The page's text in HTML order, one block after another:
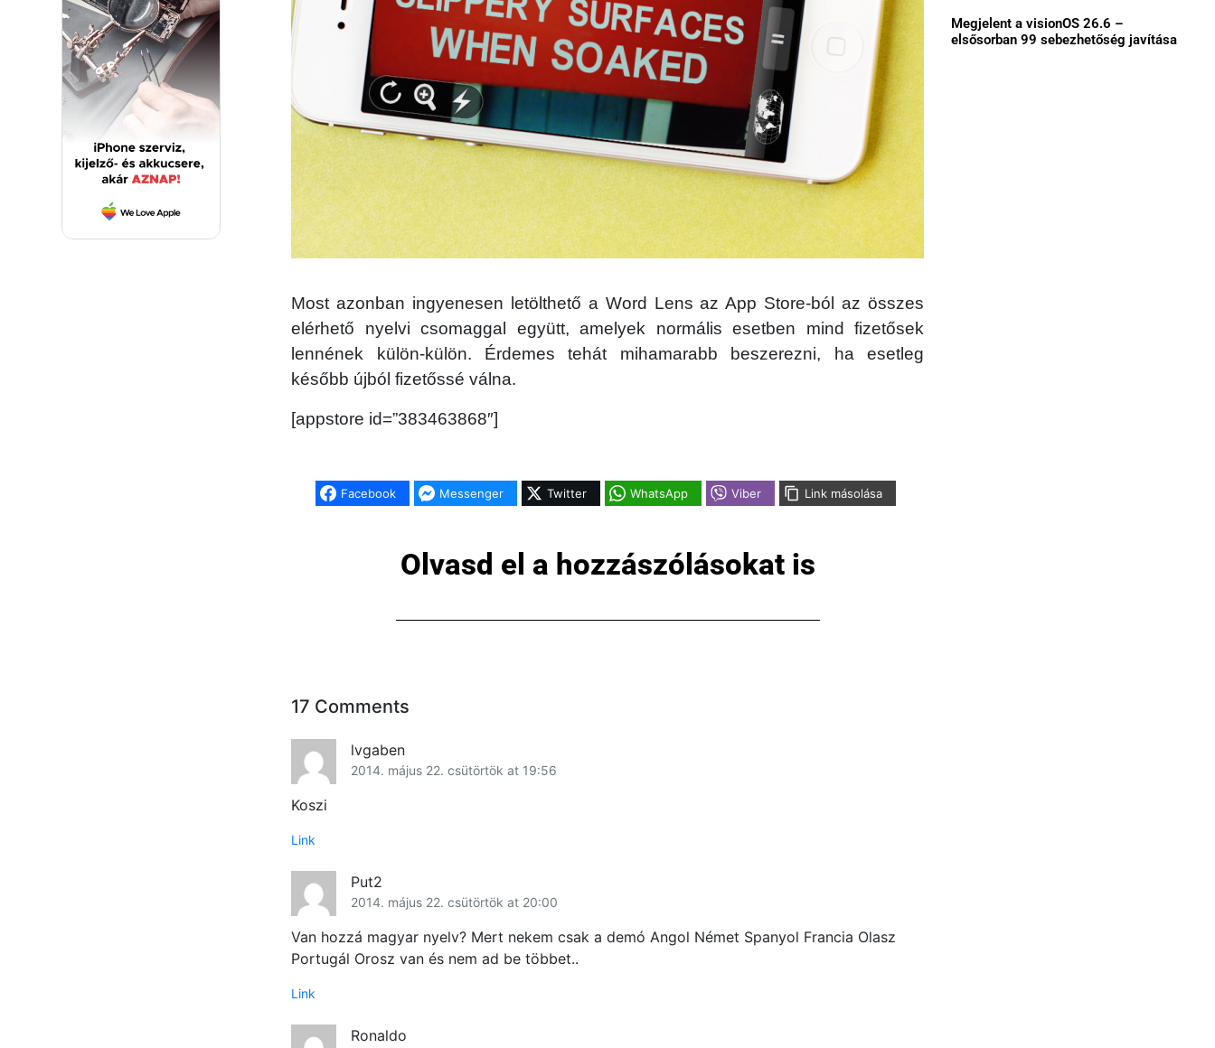
Most azonban ingyenesen letölthető a Word Lens az App Store-ból az összes
elérhető nyelvi csomaggal együtt, amelyek normális esetben mind fizetősek
lennének külön-külön. Érdemes tehát mihamarabb beszerezni, ha esetleg
később újból fizetőssé válna.
[appstore id=”383463868″]
Facebook Messenger Twitter WhatsApp Viber Link másolása
Olvasd el a hozzászólásokat is
17 Comments
lvgaben
2014. május 22. csütörtök at 19:56
Koszi
Link
Put2
2014. május 22. csütörtök at 20:00
Van hozzá magyar nyelv? Mert nekem csak a demó Angol Német Spanyol Francia Olasz
Portugál Orosz van és nem ad be többet..
Link
Ronaldo
Megjelent a visionOS 26.6 –
elsősorban 99 sebezhetőség javítása